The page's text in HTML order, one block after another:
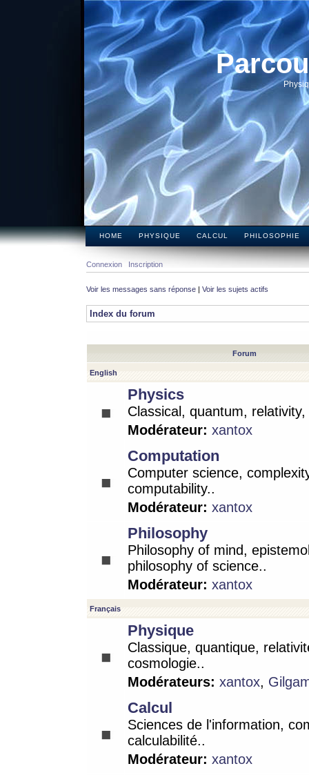
HOME PHYSIQUE CALCUL PHILOSOPHIE
Connexion Inscription
Voir les messages sans réponse | Voir les sujets actifs
Index du forum
Forum
English
Physics
Classical, quantum,
Modérateur: xantox
Computation
Computer science,
computability..
Modérateur: xantox
Philosophy
Philosophy of mind,
philosophy of science..
Modérateur: xantox
Français
Physique
Classique, quantique,
cosmologie..
Modérateurs: xantox,
Calcul
Sciences de l'information,
calculabilité..
Modérateur: xantox